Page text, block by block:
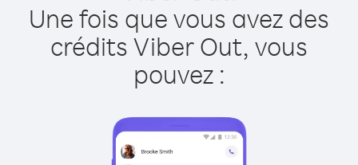
Une fois que vous avez des
crédits Viber Out, vous
pouvez :